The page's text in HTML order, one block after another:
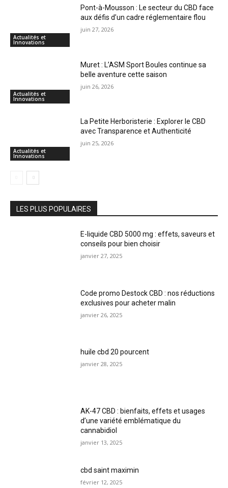
Actualités et
Innovations
Pont-à-Mousson : Le secteur du CBD face
aux défis d’un cadre réglementaire flou
juin 27, 2026
Actualités et
Innovations
Muret : L’ASM Sport Boules continue sa
belle aventure cette saison
juin 26, 2026
Actualités et
Innovations
La Petite Herboristerie : Explorer le CBD
avec Transparence et Authenticité
juin 25, 2026
LES PLUS POPULAIRES
E-liquide CBD 5000 mg : effets, saveurs et
conseils pour bien choisir
janvier 27, 2025
Code promo Destock CBD : nos réductions
exclusives pour acheter malin
janvier 26, 2025
huile cbd 20 pourcent
janvier 28, 2025
AK-47 CBD : bienfaits, effets et usages
d’une variété emblématique du
cannabidiol
janvier 13, 2025
cbd saint maximin
février 12, 2025